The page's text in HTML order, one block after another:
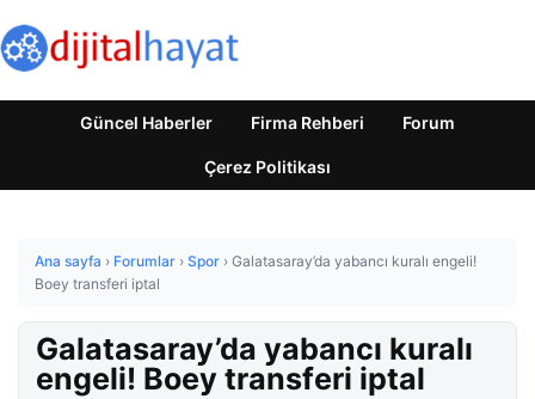
Güncel Haberler Firma Rehberi Forum
Çerez Politikası
Ana sayfa › Forumlar › Spor › Galatasaray’da yabancı kuralı engeli!
Boey transferi iptal
Galatasaray’da yabancı kuralı
engeli! Boey transferi iptal